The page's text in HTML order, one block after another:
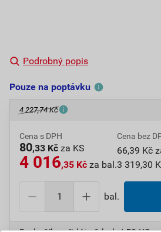
Podrobný popis
Pouze na poptávku
4 227,74 Kč
Cena s DPH
80,33 Kč za KS
4 016,35 Kč za bal.
Cena bez
66,39 Kč
3 319,30
bal.